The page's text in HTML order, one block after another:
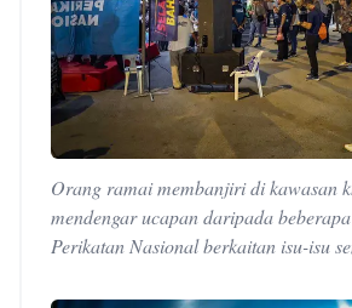
Orang ramai membanjiri di kawasan
mendengar ucapan daripada
Perikatan Nasional berkaitan isu-isu